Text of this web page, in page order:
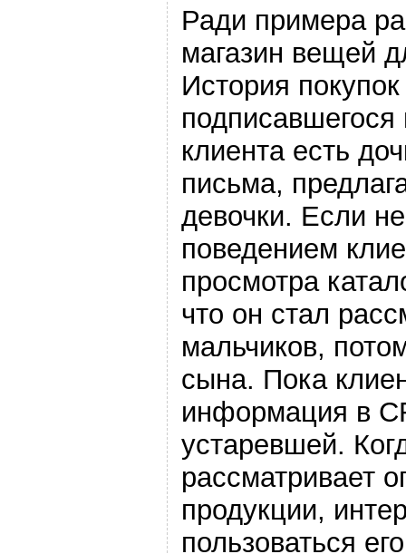
Ради примера
магазин вещей
История
клиента есть
письма,
девочки. Если
поведением
просмотра
что он стал
мальчиков,
сына. Пока
информация в
устаревшей.
рассматривает
продукции,
пользоваться